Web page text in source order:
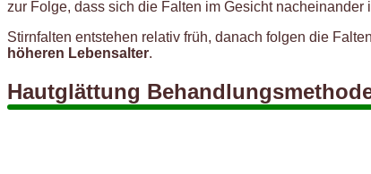
zur Folge, dass sich die Falten im Gesicht
Stirnfalten entstehen relativ früh, danach folgen die
höheren Lebensalter.
Hautglättung